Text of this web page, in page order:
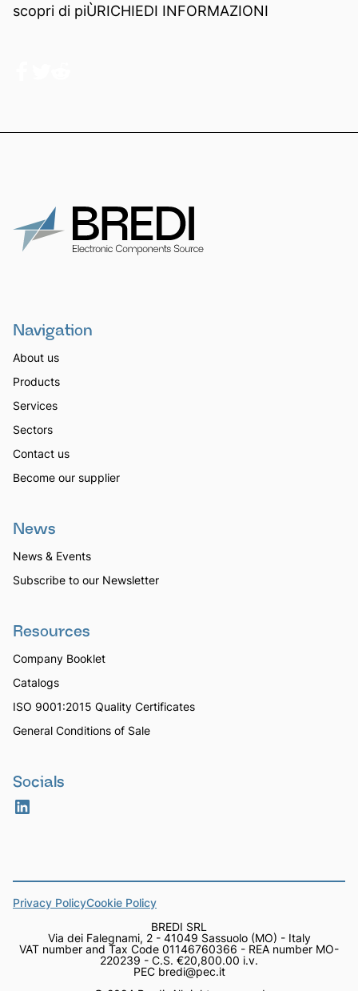
scopri di piÙRICHIEDI INFORMAZIONI
Navigation
About us
Products
Services
Sectors
Contact us
Become our supplier
News
News & Events
Subscribe to our Newsletter
Resources
Company Booklet
Catalogs
ISO 9001:2015 Quality Certificates
General Conditions of Sale
Socials
BREDI SRL
Via dei Falegnami, 2 - 41049 Sassuolo (MO) - Italy
VAT number and Tax Code 01146760366 - REA number MO-
220239 - C.S. €20,800.00 i.v.
PEC bredi@pec.it
Privacy PolicyCookie Policy